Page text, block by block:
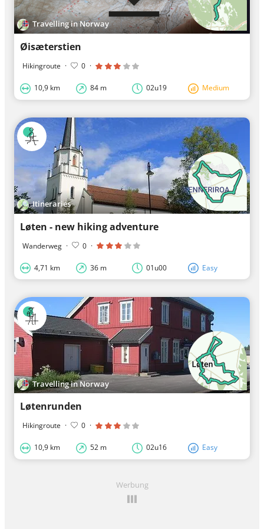
Travelling in Norway
Øisæterstien
Hikingroute · 0 ·
10,9 km 84 m 02u19 Medium
Itineraries
Løten - new hiking adventure
Wanderweg · 0 ·
4,71 km 36 m 01u00 Easy
Travelling in Norway
Løtenrunden
Hikingroute · 0 ·
10,9 km 52 m 02u16 Easy
Werbung